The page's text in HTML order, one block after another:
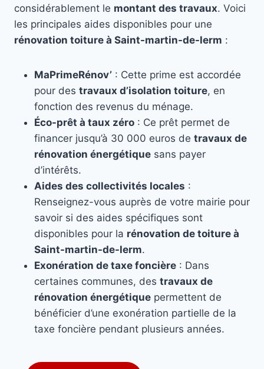
considérablement le montant des travaux. Voici
les principales aides disponibles pour une
rénovation toiture à Saint-martin-de-lerm :
MaPrimeRénov’ : Cette prime est accordée
pour des travaux d’isolation toiture, en
fonction des revenus du ménage.
Éco-prêt à taux zéro : Ce prêt permet de
financer jusqu’à 30 000 euros de travaux de
rénovation énergétique sans payer
d’intérêts.
Aides des collectivités locales :
Renseignez-vous auprès de votre mairie pour
savoir si des aides spécifiques sont
disponibles pour la rénovation de toiture à
Saint-martin-de-lerm.
Exonération de taxe foncière : Dans
certaines communes, des travaux de
rénovation énergétique permettent de
bénéficier d’une exonération partielle de la
taxe foncière pendant plusieurs années.